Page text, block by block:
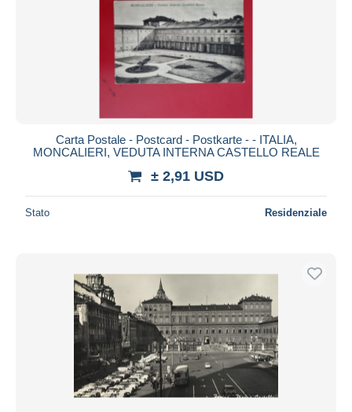
Carta Postale - Postcard - Postkarte - - ITALIA,
MONCALIERI, VEDUTA INTERNA CASTELLO REALE
± 2,91 USD
Stato Residenziale